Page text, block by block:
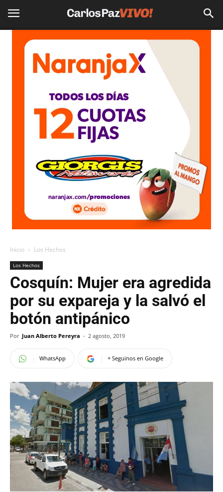
Inicio Los Hechos
Los Hechos
Cosquín: Mujer era agredida
por su expareja y la salvó el
botón antipánico
Por Juan Alberto Pereyra - 2 agosto, 2019
WhatsApp + Seguinos en Google